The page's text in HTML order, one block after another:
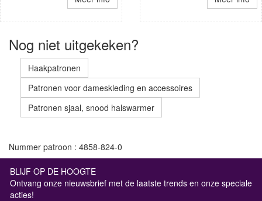
Nog niet uitgekeken?
Haakpatronen
Patronen voor dameskleding en accessoires
Patronen sjaal, snood halswarmer
Nummer patroon : 4858-824-0
BLIJF OP DE HOOGTE
Ontvang onze nieuwsbrief met de laatste trends en onze speciale
acties!